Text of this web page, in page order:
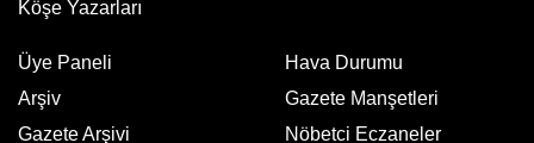
Köşe Yazarları
Üye Paneli
Arşiv
Gazete Arşivi
Hava Durumu
Gazete Manşetleri
Nöbetci Eczaneler